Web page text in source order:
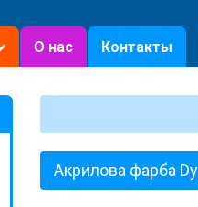
О нас Контакты
Акрилова фарба